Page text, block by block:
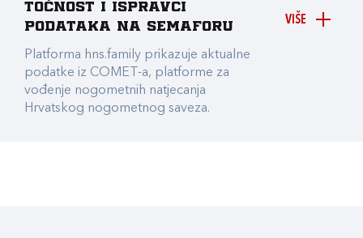
VIŠE
točnost i ispravci
podataka na Semaforu
Platforma hns.family prikazuje aktualne
podatke iz COMET-a, platforme za
vođenje nogometnih natjecanja
Hrvatskog nogometnog saveza.